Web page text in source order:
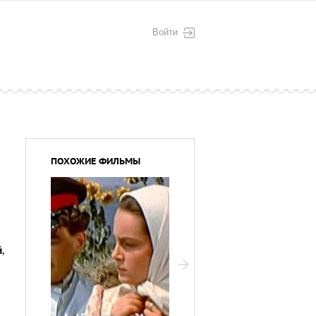
Войти
,
ПОХОЖИЕ ФИЛЬМЫ